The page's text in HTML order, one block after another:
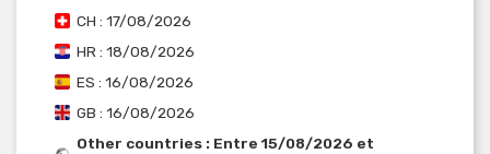
CH : 17/08/2026
HR : 18/08/2026
ES : 16/08/2026
GB : 16/08/2026
Other countries : Entre 15/08/2026 et